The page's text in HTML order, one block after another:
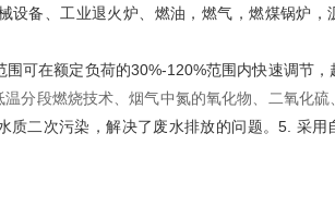
备、工业退火炉、燃油，燃气，燃煤锅炉，
围可在额定负荷的30%-120%范围内快速调节，
分段燃烧技术、烟气中氮的氧化物、二氧化硫
质二次污染，解决了废水排放的问题。5. 采用